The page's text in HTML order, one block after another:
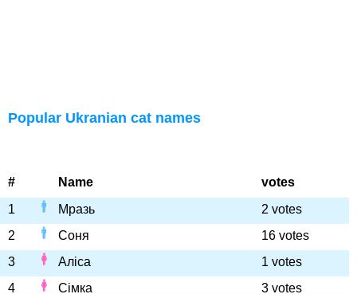
Popular Ukranian cat names
# Name
votes
1
Мразь
2 votes
2
Соня
16 votes
3
Аліса
1 votes
4
Сімка
3 votes